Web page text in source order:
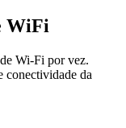
WiFi
Wi-Fi por vez.
conectividade da